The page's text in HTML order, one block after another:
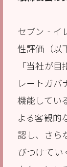
セブン‐イ
性評価（以
「当社が
レートガバ
機能してい
よる客観的
認し、さら
びつけてい